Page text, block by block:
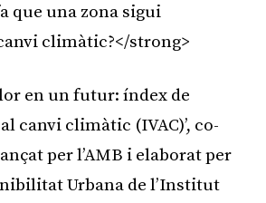
que una zona sigui
climàtic?</strong>
en un futur: índex de
canvi climàtic (IVAC)’, co-
per l’AMB i elaborat per
Urbana de l’Institut